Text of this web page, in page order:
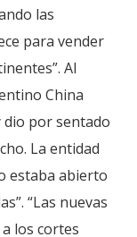
las
para vender
Al
China
dio por sentado
La entidad
estaba abierto
“Las nuevas
los cortes